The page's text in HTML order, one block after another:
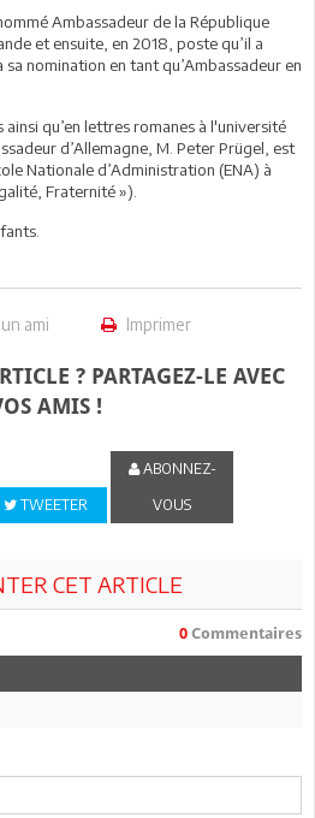
Ambassadeur de la République
et ensuite, en 2018, poste qu’il a
sa nomination en tant qu’Ambassadeur en
qu’en lettres romanes à l'université
d’Allemagne, M. Peter Prügel, est
Nationale d’Administration (ENA) à
Fraternité »).
ami Imprimer
? PARTAGEZ-LE AVEC
AMIS !
TWEETER
ABONNEZ-
VOUS
CET ARTICLE
0 Commentaires